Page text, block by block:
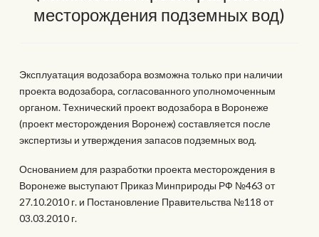
месторождения подземных вод)
Эксплуатация водозабора возможна только при наличии
проекта водозабора, согласованного уполномоченным
органом. Технический проект водозабора в Воронеже
(проект месторождения Воронеж) составляется после
экспертизы и утверждения запасов подземных вод.
Основанием для разработки проекта месторождения в
Воронеже выступают Приказ Минприроды РФ №463 от
27.10.2010 г. и Постановление Правительства №118 от
03.03.2010 г.